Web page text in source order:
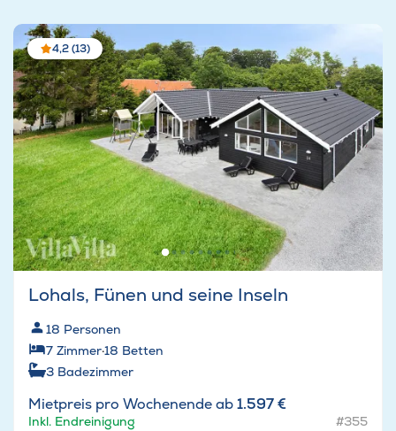
4,2 (13)
Lohals, Fünen und seine Inseln
18 Personen
7 Zimmer·18 Betten
3 Badezimmer
Mietpreis pro Wochenende ab1.597 €
Inkl. Endreinigung #355